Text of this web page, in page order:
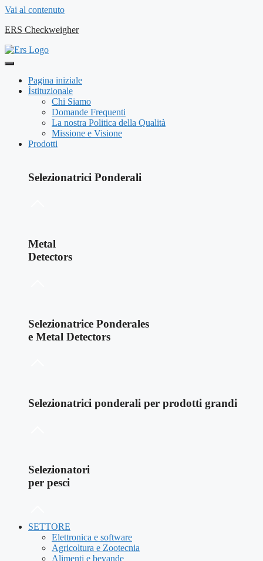
Vai al contenuto
ERS Checkweigher
Pagina iniziale
İstituzionale
Chi Siamo
Domande Frequenti
La nostra Politica della Qualità
Missione e Visione
Prodotti
Selezionatrici Ponderali
Metal
Detectors
Selezionatrice Ponderales
e Metal Detectors
Selezionatrici ponderali per prodotti grandi
Selezionatori
per pesci
SETTORE
Elettronica e software
Agricoltura e Zootecnia
Alimenti e bevande